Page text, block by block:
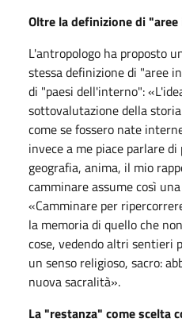
Oltre la definizione di
L'antropologo ha proposto
stessa definizione di "aree
di "paesi dell'interno":
sottovalutazione della
come se fossero nate
invece a me piace parlare
geografia, anima, il mio
camminare assume così
«Camminare per
la memoria di quello che
cose, vedendo altri sentieri
un senso religioso, sacro:
nuova sacralità».
La "restanza" come scelta